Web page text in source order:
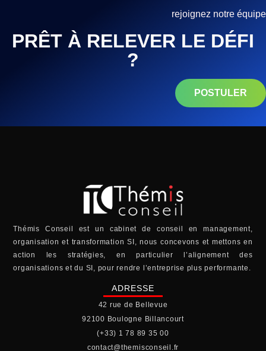
rejoignez notre équipe
PRÊT À RELEVER LE DÉFI
?
POSTULER
Thémis Conseil est un cabinet de conseil en management,
organisation et transformation SI, nous concevons et mettons en
action les stratégies, en particulier l’alignement des
organisations et du SI, pour rendre l’entreprise plus performante.
ADRESSE
42 rue de Bellevue
92100 Boulogne Billancourt
(+33) 1 78 89 35 00
contact@themisconseil.fr